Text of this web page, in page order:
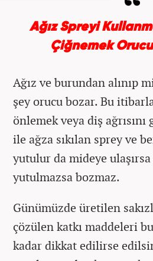
Ağız Spreyi
Çiğnemek Orucu
Ağız ve burundan alınıp
şey orucu bozar. Bu
önlemek veya diş ağrısını
ile ağza sıkılan sprey ve
yutulur da mideye
yutulmazsa bozmaz.
Günümüzde üretilen
çözülen katkı maddeleri
kadar dikkat edilirse